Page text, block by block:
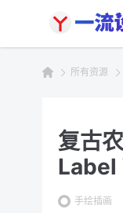
所有资源
复古
手绘插画